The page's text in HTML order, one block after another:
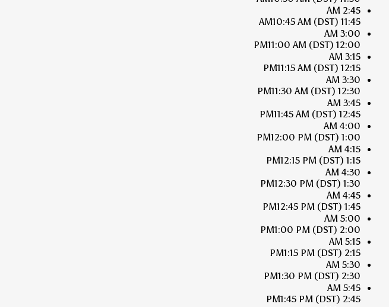
2:45 AM
11:45 AM
10:45 AM (DST)
3:00 AM
12:00 PM
11:00 AM (DST)
3:15 AM
12:15 PM
11:15 AM (DST)
3:30 AM
12:30 PM
11:30 AM (DST)
3:45 AM
12:45 PM
11:45 AM (DST)
4:00 AM
1:00 PM
12:00 PM (DST)
4:15 AM
1:15 PM
12:15 PM (DST)
4:30 AM
1:30 PM
12:30 PM (DST)
4:45 AM
1:45 PM
12:45 PM (DST)
5:00 AM
2:00 PM
1:00 PM (DST)
5:15 AM
2:15 PM
1:15 PM (DST)
5:30 AM
2:30 PM
1:30 PM (DST)
5:45 AM
2:45 PM
1:45 PM (DST)